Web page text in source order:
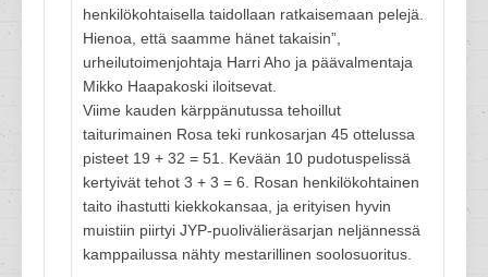
henkilökohtaisella taidollaan ratkaisemaan pelejä.
Hienoa, että saamme hänet takaisin”,
urheilutoimenjohtaja Harri Aho ja päävalmentaja
Mikko Haapakoski iloitsevat.
Viime kauden kärppänutussa tehoillut
taiturimainen Rosa teki runkosarjan 45 ottelussa
pisteet 19 + 32 = 51. Kevään 10 pudotuspelissä
kertyivät tehot 3 + 3 = 6. Rosan henkilökohtainen
taito ihastutti kiekkokansaa, ja erityisen hyvin
muistiin piirtyi JYP-puolivälieräsarjan neljännessä
kamppailussa nähty mestarillinen soolosuoritus.